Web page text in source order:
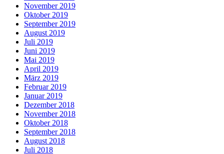
November 2019
Oktober 2019
September 2019
August 2019
Juli 2019
Juni 2019
Mai 2019
April 2019
März 2019
Februar 2019
Januar 2019
Dezember 2018
November 2018
Oktober 2018
September 2018
August 2018
Juli 2018